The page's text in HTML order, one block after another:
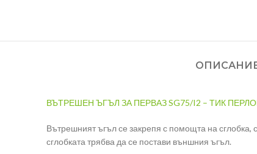
ВЪТРЕШЕН ЪГЪЛ ЗА ПЕРВАЗ SG75/I2 – ТИК
Вътрешният ъгъл се закрепя с помощта на сглобка,
сглобката трябва да се постави външния ъгъл.